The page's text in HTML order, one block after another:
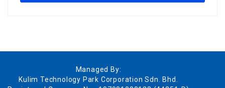
Managed By:
Kulim Technology Park Corporation Sdn. Bhd.